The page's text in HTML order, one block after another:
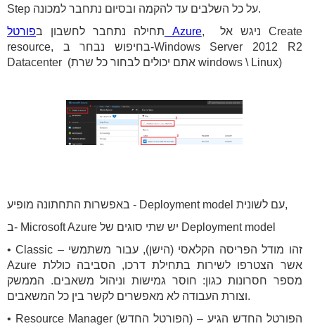
Step על כל השלבים עד להקמה ובסיום נתחבר למכונה.
תחילה נתחבר לחשבון ב פורטל Azure, ניגש אל Create
resource, בחיפוש נבחר ב-Windows Server 2012 R2
Datacenter (אתם יכולים לבחור כל שרת windows \ Linux)
באפשרות התחתונה מופיע - Deployment model עם לשונית,
ב- Microsoft Azure יש שתי סוגים של Deployment model
• Classic – זהו מודל הפריסה הקלאסי (הישן), עבור משתמשי
Azure אשר הצטרפו לשירות בתחילת דרכו, הסביבה כוללת
מספר חסרונות כגון: חוסר גמישות וניהול משאבים. הממשק
וצורת העבודה לא מאפשרים לקשר בין כל המשאבים.
• Resource Manager (הפורטל החדש) – הפורטל החדש הגיע